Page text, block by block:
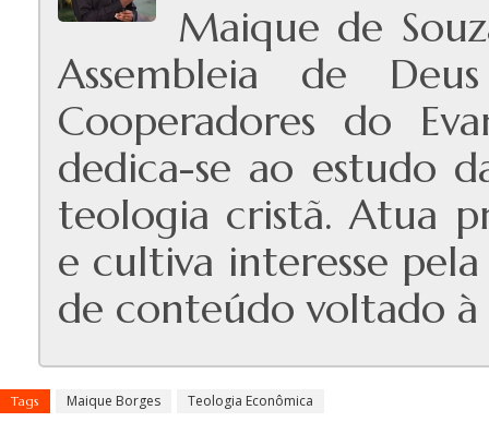
Maique de
Assembleia de
Cooperadores do
dedica-se ao estudo
teologia cristã. Atua
e cultiva interesse
de conteúdo voltado à
Tags Maique Borges Teologia Econômica